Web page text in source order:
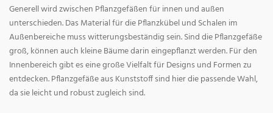
Generell wird zwischen Pflanzgefäßen für innen und außen
unterschieden. Das Material für die Pflanzkübel und Schalen im
Außenbereiche muss witterungsbeständig sein. Sind die Pflanzgefäße
groß, können auch kleine Bäume darin eingepflanzt werden. Für den
Innenbereich gibt es eine große Vielfalt für Designs und Formen zu
entdecken. Pflanzgefäße aus Kunststoff sind hier die passende Wahl,
da sie leicht und robust zugleich sind.